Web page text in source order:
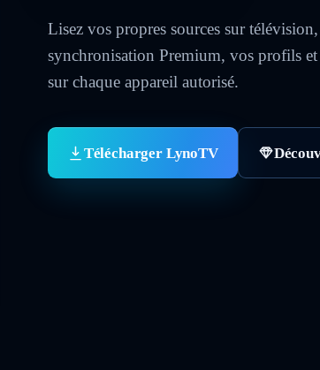
Lisez vos propres sources sur
synchronisation Premium, vos profils
sur chaque appareil autorisé.
Télécharger LynoTV